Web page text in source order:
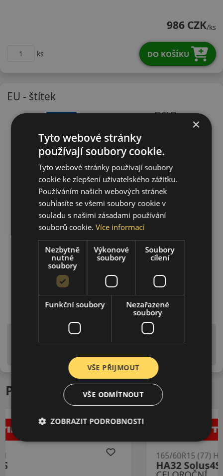
986 CZK/ks
ks DO KOŠÍKU
EU - štítek
Upozornění! Hodnoty na štítku jsou pouze
informativního charakteru. Mohou být dodány pneumatiky
is EU štítky ve smyslu dosud platné (předchozí) legislativy.
Podobné produkty
×
Tyto webové stránky
používají soubory cookie.
Tyto webové stránky používají soubory
cookie ke zlepšení uživatelského zážitku.
Používáním našich webových stránek
souhlasíte se všemi soubory cookie v
souladu s našimi zásadami používání
souborů cookie.Více informací
Nezbytně
nutné
soubory
Výkonové
soubory
Soubory
cílení
Funkční soubory
Nezařazené
soubory
VŠE PŘIJMOUT
VŠE ODMÍTNOUT
ZOBRAZIT PODROBNOSTI